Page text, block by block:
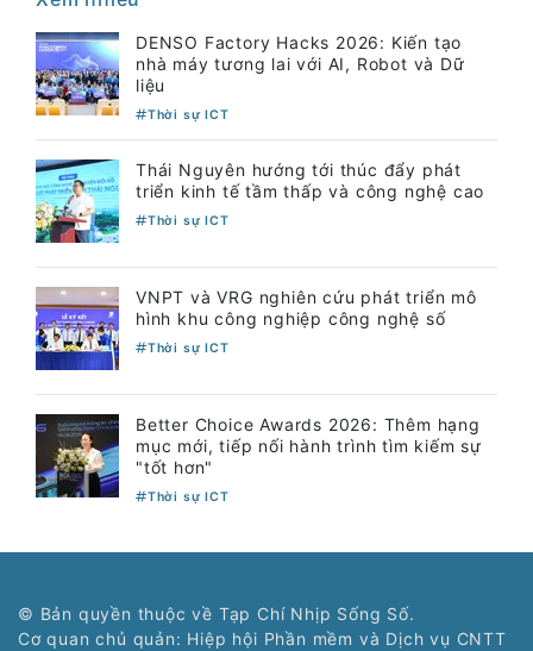
DENSO Factory Hacks 2026: Kiến tạo
nhà máy tương lai với AI, Robot và Dữ
liệu
Thời sự ICT
Thái Nguyên hướng tới thúc đẩy phát
triển kinh tế tầm thấp và công nghệ cao
Thời sự ICT
VNPT và VRG nghiên cứu phát triển mô
hình khu công nghiệp công nghệ số
Thời sự ICT
Better Choice Awards 2026: Thêm hạng
mục mới, tiếp nối hành trình tìm kiếm sự
"tốt hơn"
Thời sự ICT
© Bản quyền thuộc về Tạp Chí Nhịp Sống Số.
Cơ quan chủ quản: Hiệp hội Phần mềm và Dịch vụ CNTT